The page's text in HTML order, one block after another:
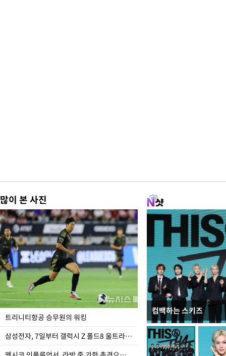
많이 본 사진
트리니티항공 승무원의 워킹
삼성전자, 7일부터 갤럭시 Z 폴드8 울트라·폴드8·플립8 출시
컴백하는 스키즈
입추 하루 앞둔 전남
폭염